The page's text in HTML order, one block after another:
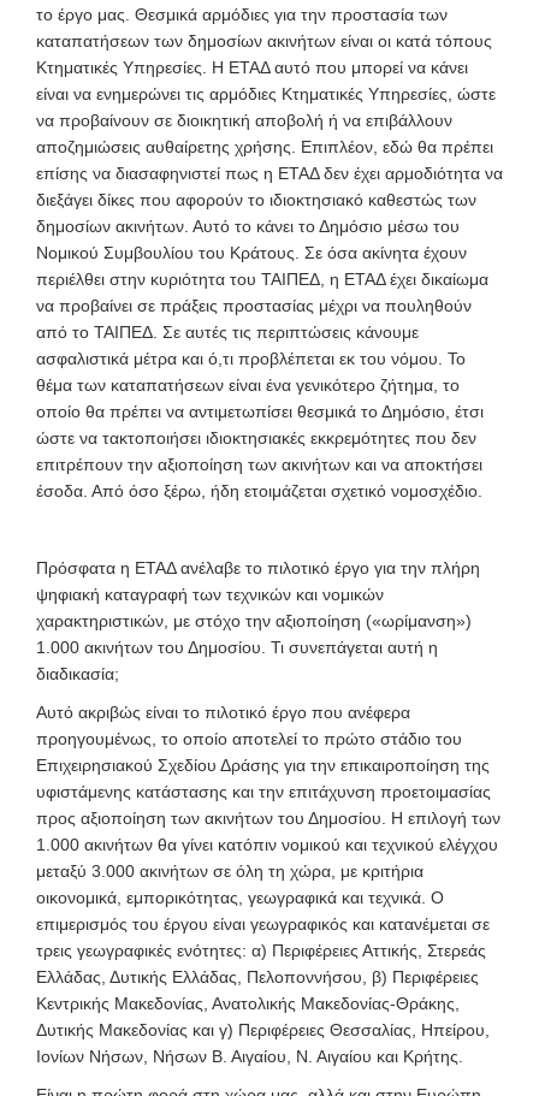
το έργο μας. Θεσμικά αρμόδιες για την προστασία των
καταπατήσεων των δημοσίων ακινήτων είναι οι κατά τόπους
Κτηματικές Υπηρεσίες. Η ΕΤΑΔ αυτό που μπορεί να κάνει
είναι να ενημερώνει τις αρμόδιες Κτηματικές Υπηρεσίες, ώστε
να προβαίνουν σε διοικητική αποβολή ή να επιβάλλουν
αποζημιώσεις αυθαίρετης χρήσης. Επιπλέον, εδώ θα πρέπει
επίσης να διασαφηνιστεί πως η ΕΤΑΔ δεν έχει αρμοδιότητα να
διεξάγει δίκες που αφορούν το ιδιοκτησιακό καθεστώς των
δημοσίων ακινήτων. Αυτό το κάνει το Δημόσιο μέσω του
Νομικού Συμβουλίου του Κράτους. Σε όσα ακίνητα έχουν
περιέλθει στην κυριότητα του ΤΑΙΠΕΔ, η ΕΤΑΔ έχει δικαίωμα
να προβαίνει σε πράξεις προστασίας μέχρι να πουληθούν
από το ΤΑΙΠΕΔ. Σε αυτές τις περιπτώσεις κάνουμε
ασφαλιστικά μέτρα και ό,τι προβλέπεται εκ του νόμου. Το
θέμα των καταπατήσεων είναι ένα γενικότερο ζήτημα, το
οποίο θα πρέπει να αντιμετωπίσει θεσμικά το Δημόσιο, έτσι
ώστε να τακτοποιήσει ιδιοκτησιακές εκκρεμότητες που δεν
επιτρέπουν την αξιοποίηση των ακινήτων και να αποκτήσει
έσοδα. Από όσο ξέρω, ήδη ετοιμάζεται σχετικό νομοσχέδιο.
Πρόσφατα η ΕΤΑΔ ανέλαβε το πιλοτικό έργο για την πλήρη
ψηφιακή καταγραφή των τεχνικών και νομικών
χαρακτηριστικών, με στόχο την αξιοποίηση («ωρίμανση»)
1.000 ακινήτων του Δημοσίου. Τι συνεπάγεται αυτή η
διαδικασία;
Αυτό ακριβώς είναι το πιλοτικό έργο που ανέφερα
προηγουμένως, το οποίο αποτελεί το πρώτο στάδιο του
Επιχειρησιακού Σχεδίου Δράσης για την επικαιροποίηση της
υφιστάμενης κατάστασης και την επιτάχυνση προετοιμασίας
προς αξιοποίηση των ακινήτων του Δημοσίου. Η επιλογή των
1.000 ακινήτων θα γίνει κατόπιν νομικού και τεχνικού ελέγχου
μεταξύ 3.000 ακινήτων σε όλη τη χώρα, με κριτήρια
οικονομικά, εμπορικότητας, γεωγραφικά και τεχνικά. Ο
επιμερισμός του έργου είναι γεωγραφικός και κατανέμεται σε
τρεις γεωγραφικές ενότητες: α) Περιφέρειες Αττικής, Στερεάς
Ελλάδας, Δυτικής Ελλάδας, Πελοποννήσου, β) Περιφέρειες
Κεντρικής Μακεδονίας, Ανατολικής Μακεδονίας-Θράκης,
Δυτικής Μακεδονίας και γ) Περιφέρειες Θεσσαλίας, Ηπείρου,
Ιονίων Νήσων, Νήσων Β. Αιγαίου, Ν. Αιγαίου και Κρήτης.